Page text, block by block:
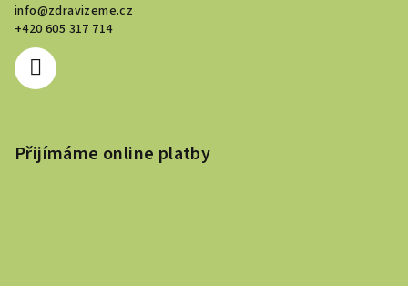
info@zdravizeme.cz
+420 605 317 714
Přijímáme online platby